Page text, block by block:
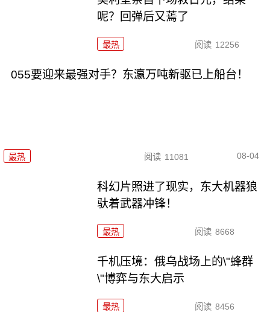
呢？回弹后又蔫了
最热 阅读 12256
055要迎来最强对手？东瀛万吨新驱已上船台！
最热 阅读 11081 08-04
科幻片照进了现实，东大机器狼
驮着武器冲锋！
最热 阅读 8668
千机压境：俄乌战场上的\"蜂群
\"博弈与东大启示
最热 阅读 8456